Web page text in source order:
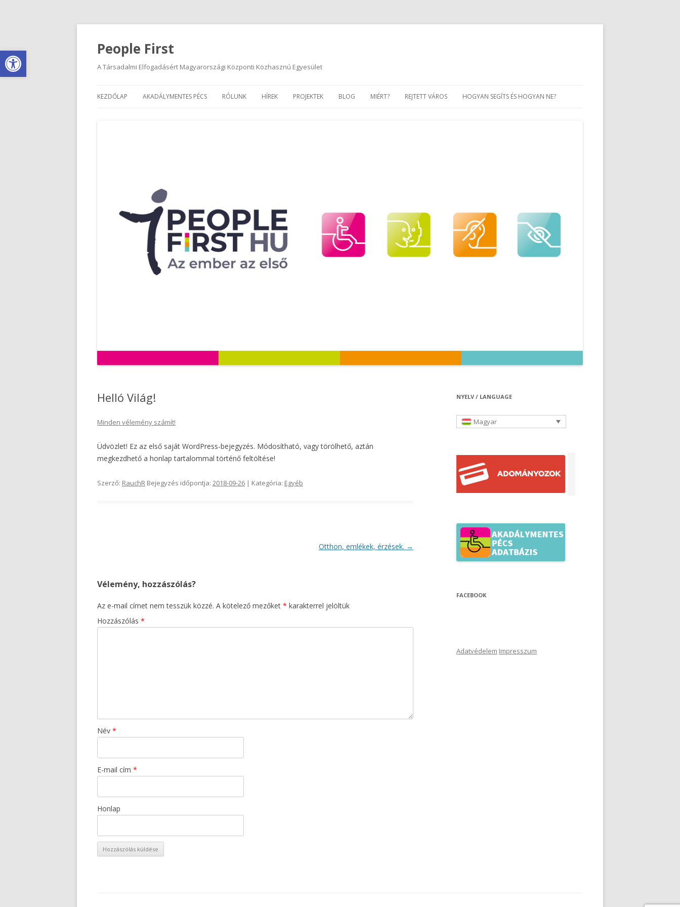
Eszköztár megnyitása People First
A Társadalmi Elfogadásért Magyarországi Központi Közhasznú Egyesület
a
KEZDŐLAP AKADÁLYMENTES PÉCS RÓLUNK HÍREK PROJEKTEK BLOG MIÉRT? REJTETT VÁROS HOGYAN SEGÍTS ÉS HOGYAN NE?
Helló Világ!
Minden vélemény számít!
Üdvözlet! Ez az első saját WordPress-bejegyzés. Módosítható, vagy törölhető, aztán
megkezdhető a honlap tartalommal történő feltöltése!
Szerző: RauchR Bejegyzés időpontja: 2018-09-26 | Kategória: Egyéb
Otthon, emlékek, érzések. →
Vélemény, hozzászólás?
Az e-mail címet nem tesszük közzé. A kötelező mezőket * karakterrel jelöltük
Hozzászólás *
Név *
E-mail cím *
Honlap
NYELV / LANGUAGE
Magyar
FACEBOOK
Adatvédelem Impresszum